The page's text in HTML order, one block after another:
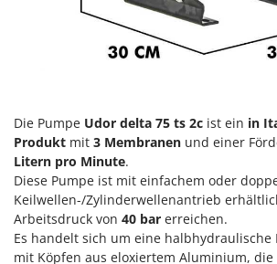
Kabelpflüge für die Drainage
Kartoffellegemaschine für
Kettensägen
Kippbare Heckschaufeln für
Klimaanlagen – Klimageräte
Knetmaschinen
Knochensägen
Di Martino
Diavola Pro
Dominion
Dreame
E
Echo
EcoFlow
Die Pumpe Udor delta 75 ts 2c ist ein in
Produkt mit 3 Membranen und einer
Litern pro Minute.
Diese Pumpe ist mit einfachem oder
Keilwellen-/Zylinderwellenantrieb
Arbeitsdruck von 40 bar erreichen.
Es handelt sich um eine
mit Köpfen aus eloxiertem Aluminium,